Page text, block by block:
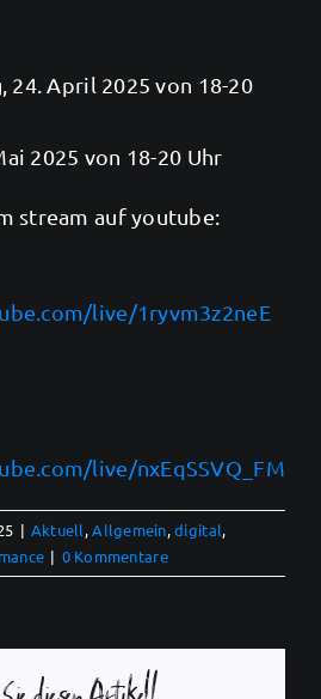
24. April 2025 von 18-20
2025 von 18-20 Uhr
stream auf youtube:
live/1ryvm3z2neE
live/nxEqSSVQ_FM
| Aktuell,Allgemein,digital,
| 0 Kommentare